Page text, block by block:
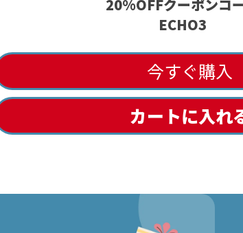
20%OFFクーポンコ
ECHO3
今すぐ購入
カートに入れ